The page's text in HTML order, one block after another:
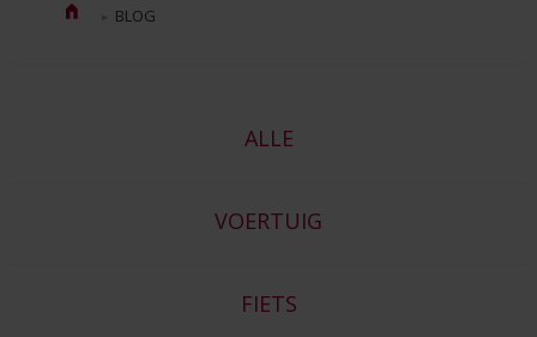
BLOG
ALLE
VOERTUIG
FIETS